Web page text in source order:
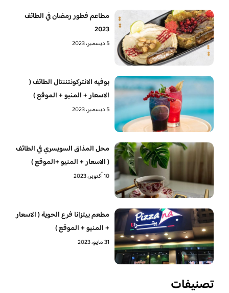
مطاعم فطور رمضان في الطائف
2023
5 ديسمبر، 2023
بوفيه الانتركونتننتال الطائف (
الاسعار + المنيو + الموقع )
5 ديسمبر، 2023
محل المذاق السويسري في الطائف
( الاسعار + المنيو +الموقع )
10 أكتوبر، 2023
مطعم بيتزانا فرع الحوية ( الاسعار
+ المنيو + الموقع )
31 مايو، 2023
تصنيفات